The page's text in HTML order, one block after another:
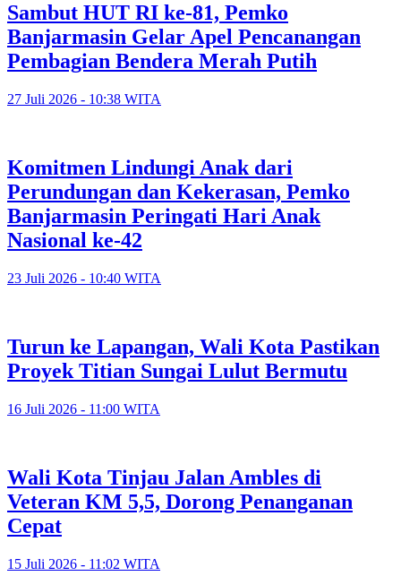
Sambut HUT RI ke-81, Pemko
Banjarmasin Gelar Apel Pencanangan
Pembagian Bendera Merah Putih
27 Juli 2026 - 10:38 WITA
Komitmen Lindungi Anak dari
Perundungan dan Kekerasan, Pemko
Banjarmasin Peringati Hari Anak
Nasional ke-42
23 Juli 2026 - 10:40 WITA
Turun ke Lapangan, Wali Kota Pastikan
Proyek Titian Sungai Lulut Bermutu
16 Juli 2026 - 11:00 WITA
​Wali Kota Tinjau Jalan Ambles di
Veteran KM 5,5, Dorong Penanganan
Cepat
15 Juli 2026 - 11:02 WITA